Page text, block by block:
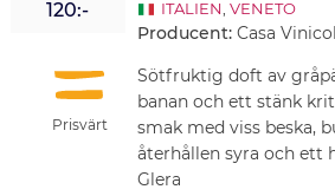
120:-
Prisvärt
ITALIEN VENETO
Producent: Casa
Sötfruktig doft av
banan och ett stänk
smak med viss beska,
återhållen syra och ett
Glera